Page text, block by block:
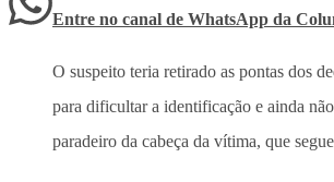
Entre no canal de WhatsApp da
O suspeito teria retirado as pontas dos
para dificultar a identificação e ainda
paradeiro da cabeça da vítima, que